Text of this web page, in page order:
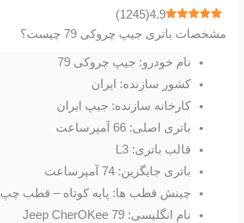
4.9
(
1245
)
مشخصات باتری جیپ چروکی 79 چیست؟
نام خودرو: جیپ چروکی 79
کشور سازنده: ایران
کارخانه سازنده: جیپ ایران
باتری اصلی: 66 آمپرساعت
قالب باتری: L3
باتری جایگزین: 74 آمپرساعت
چینش قطب ها: پایه کوتاه – قطب چپ
نام انگلیسی: Jeep CherOKee 79